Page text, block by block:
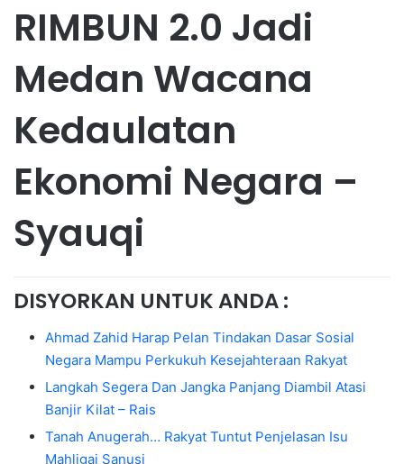
RIMBUN 2.0 Jadi
Medan Wacana
Kedaulatan
Ekonomi Negara –
Syauqi
DISYORKAN UNTUK ANDA :
Ahmad Zahid Harap Pelan Tindakan Dasar Sosial
Negara Mampu Perkukuh Kesejahteraan Rakyat
Langkah Segera Dan Jangka Panjang Diambil Atasi
Banjir Kilat – Rais
Tanah Anugerah… Rakyat Tuntut Penjelasan Isu
Mahligai Sanusi